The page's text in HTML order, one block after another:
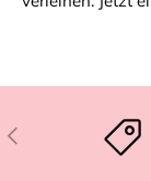
Vorherige